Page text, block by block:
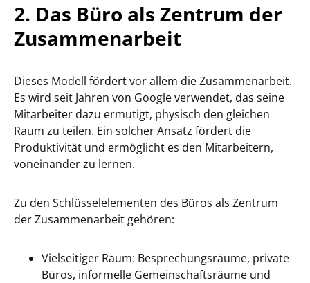
2. Das Büro als Zentrum der
Zusammenarbeit
Dieses Modell fördert vor allem die Zusammenarbeit.
Es wird seit Jahren von Google verwendet, das seine
Mitarbeiter dazu ermutigt, physisch den gleichen
Raum zu teilen. Ein solcher Ansatz fördert die
Produktivität und ermöglicht es den Mitarbeitern,
voneinander zu lernen.
Zu den Schlüsselelementen des Büros als Zentrum
der Zusammenarbeit gehören:
Vielseitiger Raum: Besprechungsräume, private
Büros, informelle Gemeinschaftsräume und